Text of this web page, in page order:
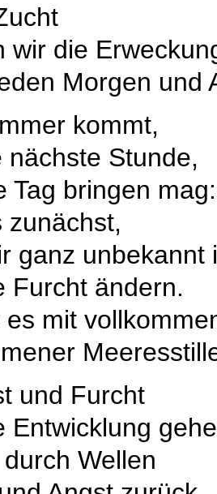
wir die
Morgen und
kommt,
nächste Stunde,
Tag bringen mag:
zunächst,
ganz unbekannt
Furcht ändern.
es mit
und Furcht
Entwicklung
Wellen